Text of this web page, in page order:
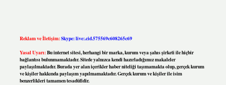
Reklam ve İletişim:Skype: live:.cid.575569c608265c69
Yasal Uyarı:Bu internet sitesi, herhangi bir marka, kurum veya şahıs şirketi ile hiçbir
bağlantısı bulunmamaktadır. Sitede yalnızca kendi hazırladığımız makaleler
paylaşılmaktadır. Burada yer alan içerikler haber niteliği taşımamakta olup, gerçek kurum
ve kişiler hakkında paylaşım yapılmamaktadır. Gerçek kurum ve kişiler ile isim
benzerlikleri tamamen tesadüfidir.